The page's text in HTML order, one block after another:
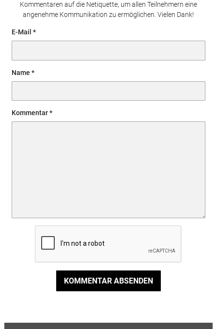
Kommentaren auf die Netiquette, um allen Teilnehmern eine
angenehme Kommunikation zu ermöglichen. Vielen Dank!
E-Mail
Name
Kommentar
KOMMENTAR ABSENDEN